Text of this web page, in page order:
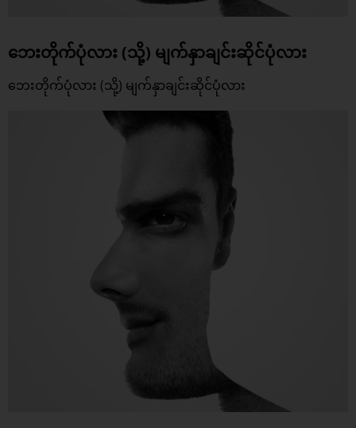
ဘေးတိုက်ပုံလား (သို့) မျက်နှာချင်းဆိုင်ပုံလား
ဘေးတိုက်ပုံလား (သို့) မျက်နှာချင်းဆိုင်ပုံလား